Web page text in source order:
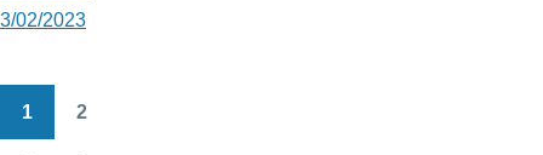
3/02/2023
Pagination
1 2